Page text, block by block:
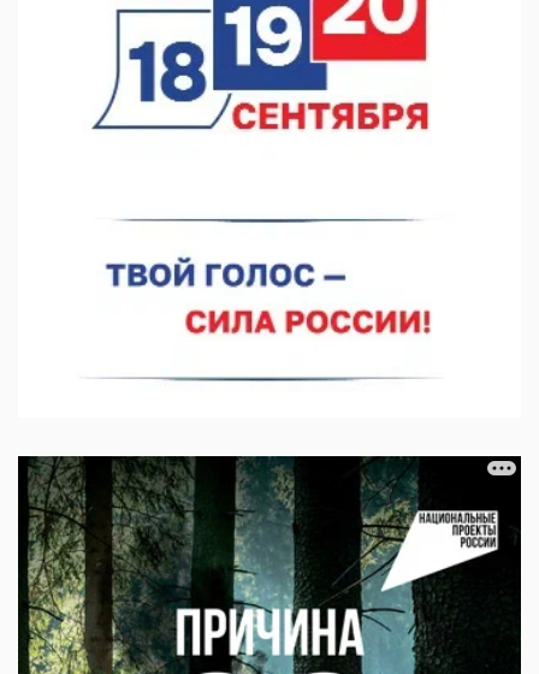
операцию на щитовидной железе
06.08.2026 15:03
Более 30 нижегородцев прошли обучение для соцконтракта
06.08.2026 14:46